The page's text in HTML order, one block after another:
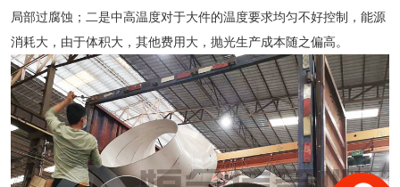
局部过腐蚀；二是中高温度对于大件的温度要求均匀不好控制，能源
消耗大，由于体积大，其他费用大，抛光生产成本随之偏高。